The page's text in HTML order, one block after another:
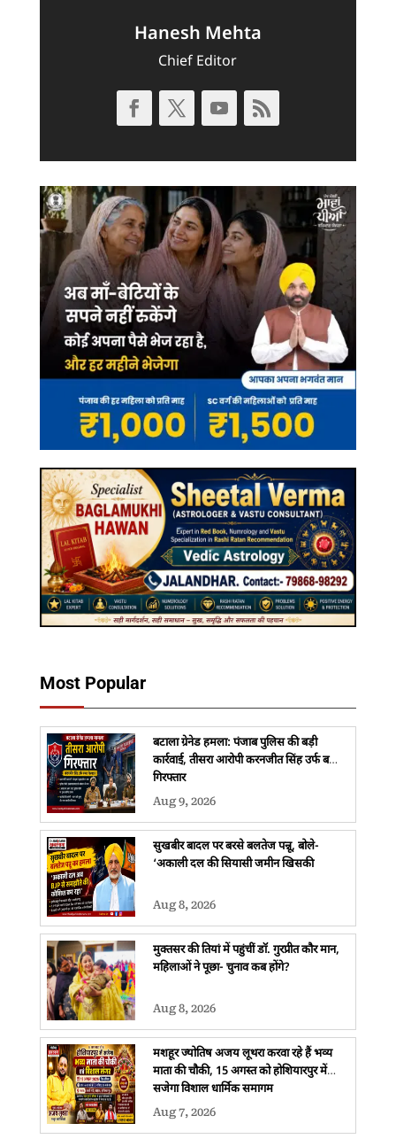
Hanesh Mehta
Chief Editor
Most Popular
बटाला ग्रेनेड हमला: पंजाब पुलिस की बड़ी
कार्रवाई, तीसरा आरोपी करनजीत सिंह उर्फ बच्चा
गिरफ्तार
Aug 9, 2026
सुखबीर बादल पर बरसे बलतेज पन्नू, बोले-
‘अकाली दल की सियासी जमीन खिसकी
Aug 8, 2026
मुक्तसर की तियां में पहुंचीं डॉ. गुरप्रीत कौर मान,
महिलाओं ने पूछा- चुनाव कब होंगे?
Aug 8, 2026
मशहूर ज्योतिष अजय लूथरा करवा रहे हैं भव्य
माता की चौकी, 15 अगस्त को होशियारपुर में
सजेगा विशाल धार्मिक समागम
Aug 7, 2026